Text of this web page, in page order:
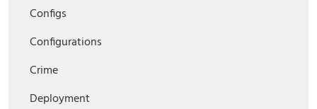
Configs
Configurations
Crime
Deployment